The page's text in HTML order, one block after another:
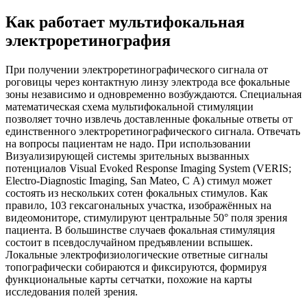
Как работает мультифокальная
электроретинография
При получении электроретинографического сигнала от
роговицы через контактную линзу электрода все фокальные
зоны независимо и одновременно возбуждаются. Специальная
математическая схема мультифокальной стимуляции
позволяет точно извлечь доставленные фокальные ответы от
единственного электроретинографического сигнала. Отвечать
на вопросы пациентам не надо. При использовании
Визуализирующей системы зрительных вызванных
потенциалов Visual Evoked Response Imaging System (VERIS;
Electro-Diagnostic Imaging, San Mateo, С А) стимул может
состоять из нескольких сотен фокальных стимулов. Как
правило, 103 гексагональных участка, изображённых на
видеомониторе, стимулируют центральные 50° поля зрения
пациента. В большинстве случаев фокальная стимуляция
состоит в псевдослучайном предъявлении вспышек.
Локальные электрофизиологические ответные сигналы
топографически собираются и фиксируются, формируя
функциональные карты сетчатки, похожие на карты
исследования полей зрения.